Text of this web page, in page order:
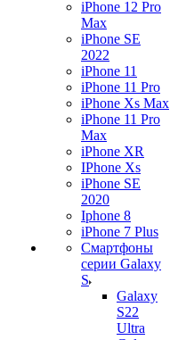
iPhone 12 Pro
Max
iPhone SE
2022
iPhone 11
iPhone 11 Pro
iPhone Xs Max
iPhone 11 Pro
Max
iPhone XR
IPhone Xs
iPhone SE
2020
Iphone 8
iPhone 7 Plus
Смартфоны
серии Galaxy
S
Galaxy
S22
Ultra